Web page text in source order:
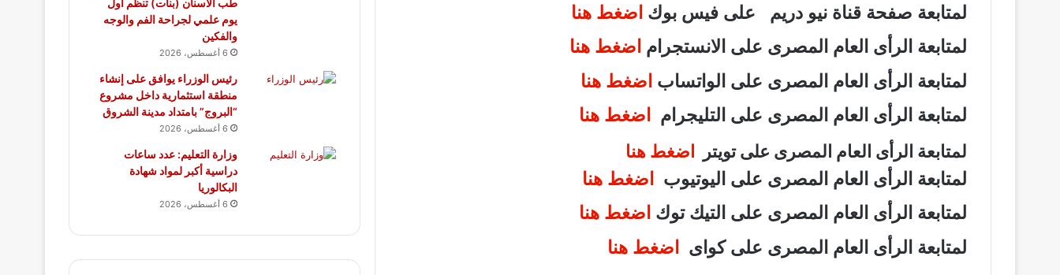
لمتابعة صفحة قناة نيو دريم على فيس بوك اضغط هنا
لمتابعة الرأى العام المصرى على الانستجرام اضغط هنا
لمتابعة الرأى العام المصرى على الواتساب اضغط هنا
لمتابعة الرأى العام المصرى على التليجرام
اضغط هنا
لمتابعة الرأى العام المصرى على تويتر اضغط هنا
لمتابعة الرأى العام المصرى على اليوتيوب
اضغط هنا
لمتابعة الرأى العام المصرى على التيك توك اضغط هنا
لمتابعة الرأى العام المصرى على كواى
اضغط هنا
طب الأسنان (بنات) تنظم أول
يوم علمي لجراحة الفم والوجه
والفكين
6 أغسطس، 2026
رئيس الوزراء يوافق على إنشاء
منطقة استثمارية داخل مشروع
“البروج” بامتداد مدينة الشروق
6 أغسطس، 2026
وزارة التعليم: عدد ساعات
دراسية أكبر لمواد شهادة
البكالوريا
6 أغسطس، 2026